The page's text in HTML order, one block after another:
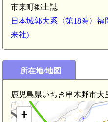
市来町郷土誌
日本城郭大系〈第18巻〉
来社)
所在地/地図
鹿児島県いちき串木野市大
+